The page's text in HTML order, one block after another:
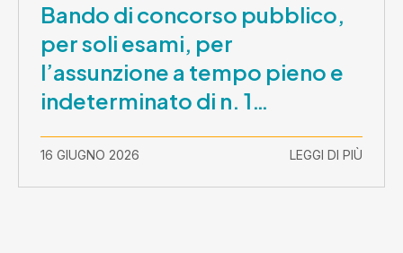
Bando di concorso pubblico,
per soli esami, per
l’assunzione a tempo pieno e
indeterminato di n. 1
Assistente Sociale –
Comunicazione prova scritta e
prova orale
16 GIUGNO 2026 LEGGI DI PIÙ